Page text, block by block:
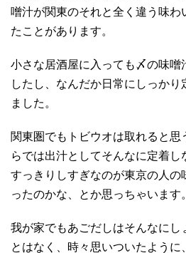
噌汁が関東のそれと全く違う味わ
たことがあります。
小さな居酒屋に入っても〆の味噌
したし、なんだか日常にしっかり
ました。
関東圏でもトビウオは取れると思
らでは出汁としてそんなに定着し
すっきりしすぎなのが東京の人の
ったのかな、とか思っちゃいます。
我が家でもあごだしはそんなにし
とはなく、時々思いついたように